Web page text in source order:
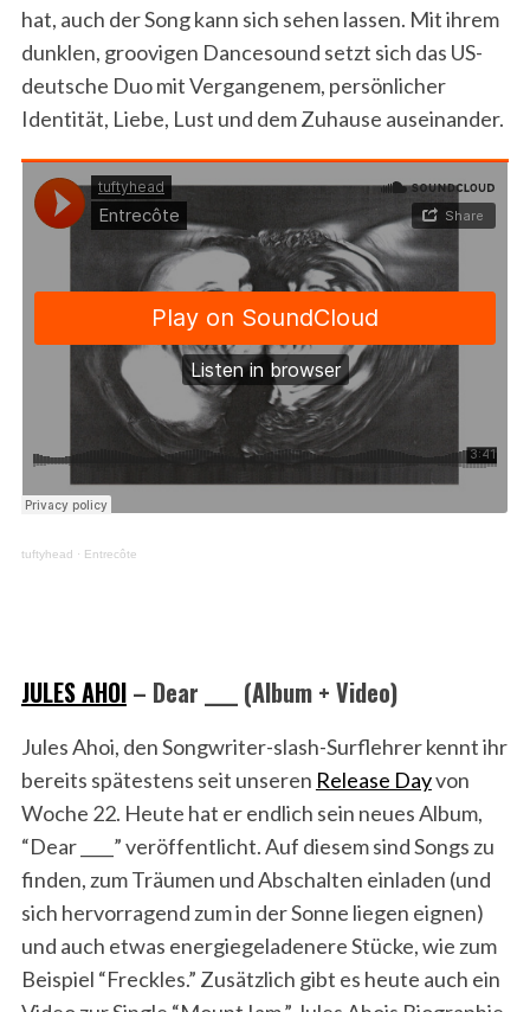
hat, auch der Song kann sich sehen lassen. Mit ihrem
dunklen, groovigen Dancesound setzt sich das US-
deutsche Duo mit Vergangenem, persönlicher
Identität, Liebe, Lust und dem Zuhause auseinander.
tuftyhead · Entrecôte
JULES AHOI– Dear ____ (Album + Video)
Jules Ahoi, den Songwriter-slash-Surflehrer kennt ihr
bereits spätestens seit unseren Release Dayvon
Woche 22. Heute hat er endlich sein neues Album,
“Dear ____” veröffentlicht. Auf diesem sind Songs zu
finden, zum Träumen und Abschalten einladen (und
sich hervorragend zum in der Sonne liegen eignen)
und auch etwas energiegeladenere Stücke, wie zum
Beispiel “Freckles.” Zusätzlich gibt es heute auch ein